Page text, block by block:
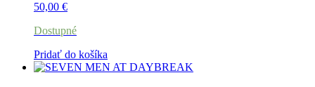
50,00 €
Dostupné
Pridať do košíka